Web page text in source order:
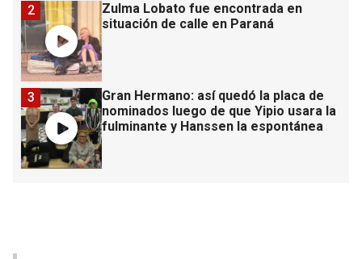
Zulma Lobato fue encontrada en
situación de calle en Paraná
2
Gran Hermano: así quedó la placa de
nominados luego de que Yipio usara la
fulminante y Hanssen la espontánea
3